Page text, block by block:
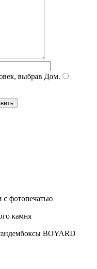
выбрав Дом.
фотопечатью
камня
BOYARD